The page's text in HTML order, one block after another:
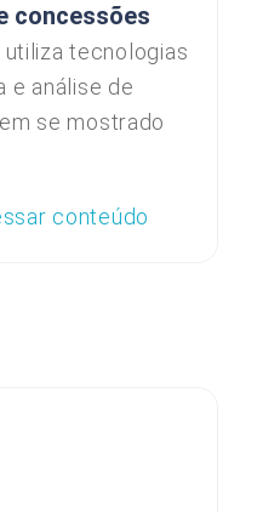
concessões
tecnologias
e análise de
se mostrado
conteúdo